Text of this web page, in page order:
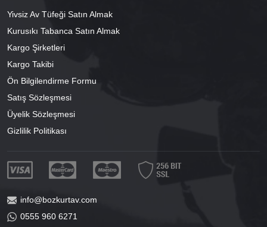
Yivsiz Av Tüfeği Satın Almak
Kurusıkı Tabanca Satın Almak
Kargo Şirketleri
Kargo Takibi
Ön Bilgilendirme Formu
Satış Sözleşmesi
Üyelik Sözleşmesi
Gizlilik Politikası
info@bozkurtav.com
0555 960 6271